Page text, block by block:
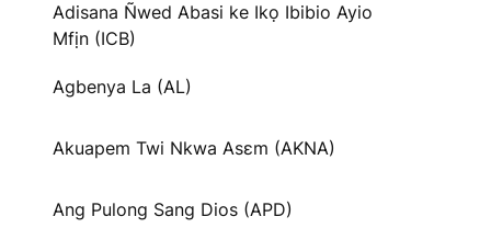
Adisana Ñwed Abasi ke Ikọ Ibibio Ayio
Mfịn (ICB)
Agbenya La (AL)
Akuapem Twi Nkwa Asɛm (AKNA)
Ang Pulong Sang Dios (APD)